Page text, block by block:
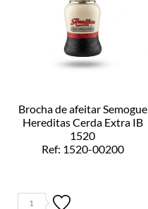
Brocha de afeitar Semogue
Hereditas Cerda Extra IB
1520
Ref: 1520-00200
1